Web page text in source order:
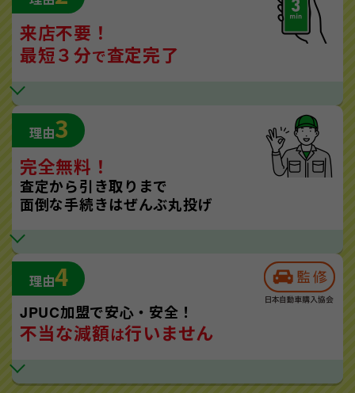
来店不要！
最短３分で査定完了
理由3
完全無料！
査定から引き取りまで
面倒な手続きはぜんぶ丸投げ
理由4
JPUC加盟で安心・安全！
不当な減額は行いません